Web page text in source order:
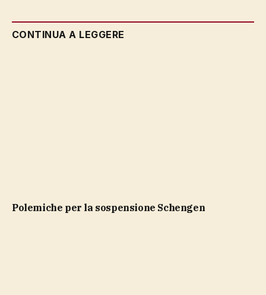
CONTINUA A LEGGERE
polemiche per la sospensione Schengen